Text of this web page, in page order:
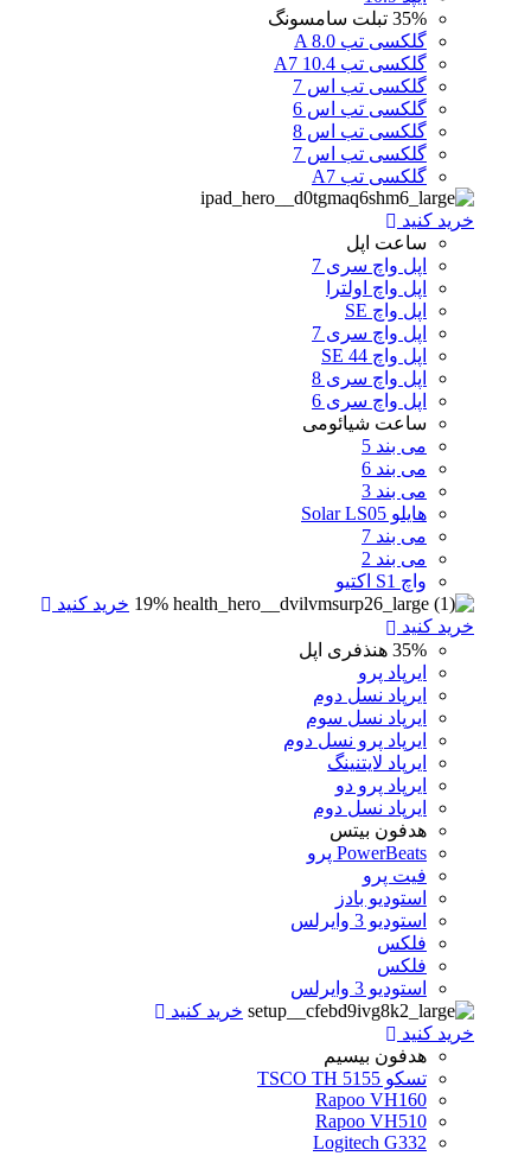
35% تبلت سامسونگ
گلکسی تب A 8.0
گلکسی تب A7 10.4
گلکسی تب اس 7
گلکسی تب اس 6
گلکسی تب اس 8
گلکسی تب اس 7
گلکسی تب A7
خرید کنید
ساعت اپل
اپل واچ سری 7
اپل واچ اولترا
اپل واچ SE
اپل واچ سری 7
اپل واچ SE 44
اپل واچ سری 8
اپل واچ سری 6
ساعت شیائومی
می بند 5
می بند 6
می بند 3
هایلو Solar LS05
می بند 7
می بند 2
واچ S1 اکتیو
19% خرید کنید
خرید کنید
35% هنذفری اپل
ایرپاد پرو
ایرپاد نسل دوم
ایرپاد نسل سوم
ایرپاد پرو نسل دوم
ایرپاد لایتنینگ
ایرپاد پرو دو
ایرپاد نسل دوم
هدفون بیتس
PowerBeats پرو
فیت پرو
استودیو بادز
استودیو 3 وایرلس
فلکس
فلکس
استودیو 3 وایرلس
خرید کنید
خرید کنید
هدفون بیسیم
تسکو TSCO TH 5155
Rapoo VH160
Rapoo VH510
Logitech G332